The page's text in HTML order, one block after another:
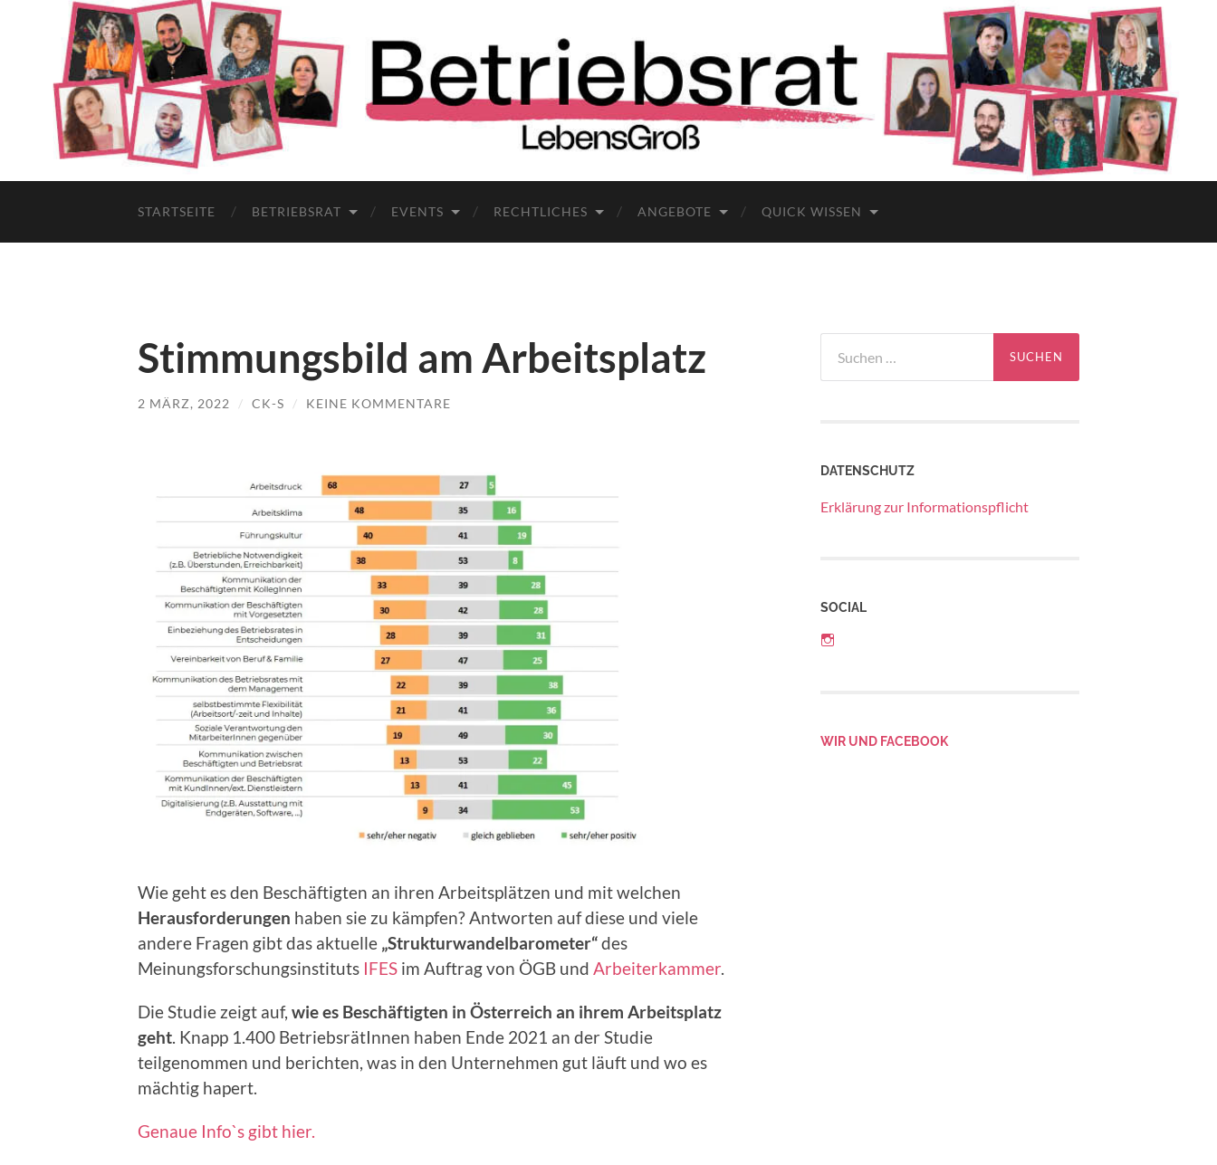
STARTSEITE BETRIEBSRAT EVENTS RECHTLICHES ANGEBOTE QUICK WISSEN
Stimmungsbild am Arbeitsplatz
2 MÄRZ, 2022 / CK-S / KEINE KOMMENTARE
Wie geht es den Beschäftigten an ihren Arbeitsplätzen und mit welchen
Herausforderungen haben sie zu kämpfen? Antworten auf diese und viele
andere Fragen gibt das aktuelle „Strukturwandelbarometer“des
Meinungsforschungsinstituts IFES im Auftrag von ÖGB und Arbeiterkammer.
Die Studie zeigt auf, wie es Beschäftigten in Österreich an ihrem Arbeitsplatz
geht. Knapp 1.400 BetriebsrätInnen haben Ende 2021 an der Studie
teilgenommen und berichten, was in den Unternehmen gut läuft und wo es
mächtig hapert.
Genaue Info`s gibt hier.
nach:
DATENSCHUTZ
Erklärung zur Informationspflicht
SOCIAL
WIR UND FACEBOOK